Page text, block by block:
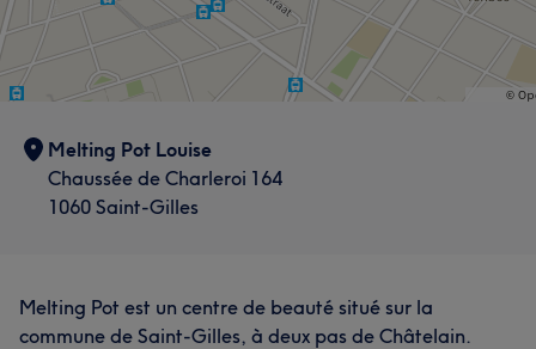
Melting Pot Louise
Chaussée de Charleroi 164
1060 Saint-Gilles
Melting Pot est un centre de beauté situé sur la
commune de Saint-Gilles, à deux pas de Châtelain.